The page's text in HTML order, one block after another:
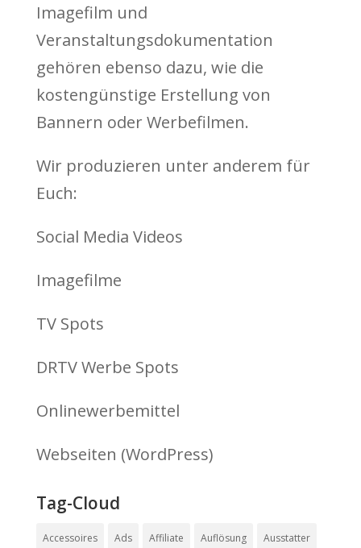
Imagefilm und
Veranstaltungsdokumentation
gehören ebenso dazu, wie die
kostengünstige Erstellung von
Bannern oder Werbefilmen.
Wir produzieren unter anderem für
Euch:
Social Media Videos
Imagefilme
TV Spots
DRTV Werbe Spots
Onlinewerbemittel
Webseiten (WordPress)
Tag-Cloud
Accessoires Ads Affiliate Auflösung Ausstatter